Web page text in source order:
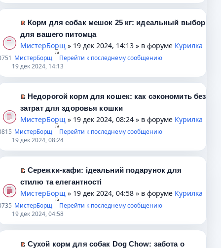
ю
с
о
щ
е
н
и
ю
а
н
м
у
с
о
о
щ
е
н
и
ю
п
р
и
т
а
н
н
м
у
с
о
о
щ
е
н
и
ю
в
о
н
е
п
р
о
и
т
а
н
н
м
у
с
о
о
б
й
т
п
е
р
в
о
у
н
е
п
р
ч
и
т
а
н
н
р
е
й
т
и
п
е
р
в
о
у
н
е
п
р
о
Корм для собак мешок 25 кг: идеальный выбор
для вашего питомца
МистерБорщ » 19 дек 2024, 14:13 » в форуме Курилка
751 МистерБорщ
Перейти к последнему сообщению
19 дек 2024, 14:13
р
е
й
т
и
п
е
р
в
о
Недорогой корм для кошек: как сэкономить без
затрат для здоровья кошки
МистерБорщ » 19 дек 2024, 08:24 » в форуме Курилка
815 МистерБорщ
Перейти к последнему сообщению
19 дек 2024, 08:24
р
е
й
т
и
Сережки-кафи: ідеальний подарунок для
стилю та елегантності
МистерБорщ » 19 дек 2024, 04:58 » в форуме Курилка
735 МистерБорщ
Перейти к последнему сообщению
19 дек 2024, 04:58
Сухой корм для собак Dog Chow: забота о